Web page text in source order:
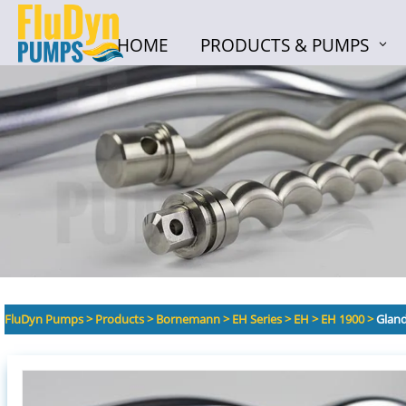
HOME PRODUCTS & PUMPS
HOME PRODUCTS & PUMPS
FluDyn Pumps>Products>Bornemann>EH Series>EH >EH 1900>